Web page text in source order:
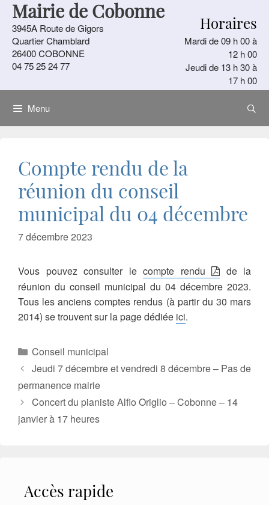
Aller
contenu
Mairie de Cobonne
3945A Route de Gigors
Quartier Chamblard
26400 COBONNE
04 75 25 24 77
Horaires
Mardi de 09 h 00 à
12 h 00
Jeudi de 13 h 30 à
17 h 00
Menu
Compte rendu de la
réunion du conseil
municipal du 04 décembre
7 décembre 2023
Vous pouvez consulter le compte rendu
de la
réunion du conseil municipal du 04 décembre 2023.
Tous les anciens comptes rendus (à partir du 30 mars
2014) se trouvent sur la page dédiée ici.
Catégories
Conseil municipal
Jeudi 7 décembre et vendredi 8 décembre – Pas de
permanence mairie
Concert du pianiste Alfio Origlio – Cobonne – 14
janvier à 17 heures
Accès rapide